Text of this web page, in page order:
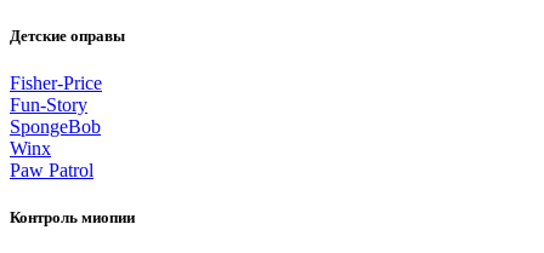
Детские оправы
Fisher-Price
Fun-Story
SpongeBob
Winx
Paw Patrol
Контроль миопии